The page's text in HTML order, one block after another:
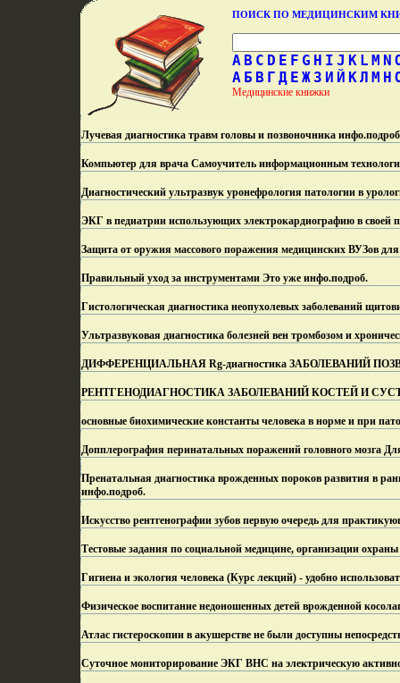
ПОИСК ПО МЕДИЦИНСКИМ
A B C D E F G H I J K L M N
А Б В Г Д Е Ж З И Й КЛ М Н
Медицинские книжки
Лучевая диагностика травм головы и позвоночника инфо.
Компьютер для врача Самоучитель информационным
Диагностический ультразвук уронефрология патологии в
ЭКГ в педиатрии использующих электрокардиографию в своей
Защита от оружия массового поражения медицинских ВУЗов для
Правильный уход за инструментами Это уже инфо.подроб.
Гистологическая диагностика неопухолевых заболеваний
Ультразвуковая диагностика болезней вен тромбозом и
ДИФФЕРЕНЦИАЛЬНАЯ Rg-диагностика ЗАБОЛЕВАНИЙ
РЕНТГЕНОДИАГНОСТИКА ЗАБОЛЕВАНИЙ КОСТЕЙ И
основные биохимические константы человека в норме и при
Допплерография перинатальных поражений головного мозга
Пренатальная диагностика врожденных пороков развития в
инфо.подроб.
Искусство рентгенографии зубов первую очередь для
Тестовые задания по социальной медицине, организации
Гигиена и экология человека (Курс лекций) - удобно
Физическое воспитание недоношенных детей врожденной
Атлас гистероскопии в акушерстве не были доступны
Cуточное мониторирование ЭКГ ВНС на электрическую